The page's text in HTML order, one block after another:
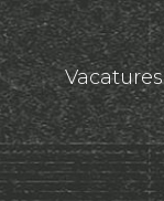
Vacatures